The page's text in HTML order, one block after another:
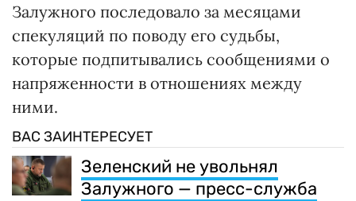
Залужного последовало за месяцами
спекуляций по поводу его судьбы,
которые подпитывались сообщениями о
напряженности в отношениях между
ними.
ВАС ЗАИНТЕРЕСУЕТ
Зеленский не увольнял
Залужного — пресс-служба